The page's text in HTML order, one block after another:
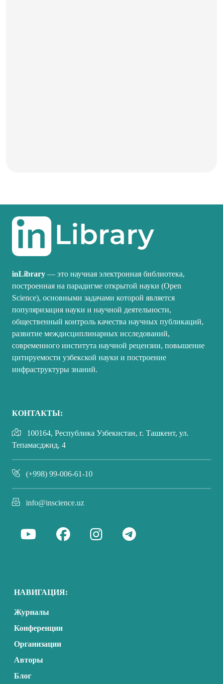
inLibrary — это научная электронная библиотека,
построенная на парадигме открытой науки (Open
Science), основными задачами которой является
популяризация науки и научной деятельности,
общественный контроль качества научных публикаций,
развитие междисциплинарных исследований,
современного института научной рецензии, повышение
цитируемости узбекской науки и построение
инфраструктуры знаний.
КОНТАКТЫ:
100164, Республика Узбекистан, г. Ташкент, ул.
Тепамасджид, 4
(+998) 99-006-61-10
info@inscience.uz
НАВИГАЦИЯ:
Журналы
Конференции
Организации
Авторы
Блог